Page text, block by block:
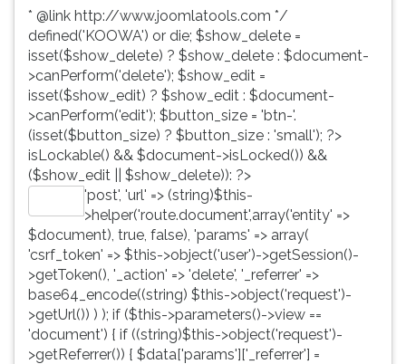
* @link http://www.joomlatools.com */
defined('KOOWA') or die; $show_delete =
isset($show_delete) ? $show_delete : $document-
>canPerform('delete'); $show_edit =
isset($show_edit) ? $show_edit : $document-
>canPerform('edit'); $button_size = 'btn-'.
(isset($button_size) ? $button_size : 'small'); ?>
isLockable() && $document->isLocked()) &&
($show_edit || $show_delete)): ?>
'post', 'url' => (string)$this-
>helper('route.document',array('entity' =>
$document), true, false), 'params' => array(
'csrf_token' => $this->object('user')->getSession()-
>getToken(), '_action' => 'delete', '_referrer' =>
base64_encode((string) $this->object('request')-
>getUrl()) ) ); if ($this->parameters()->view ==
'document') { if ((string)$this->object('request')-
>getReferrer()) { $data['params']['_referrer'] =